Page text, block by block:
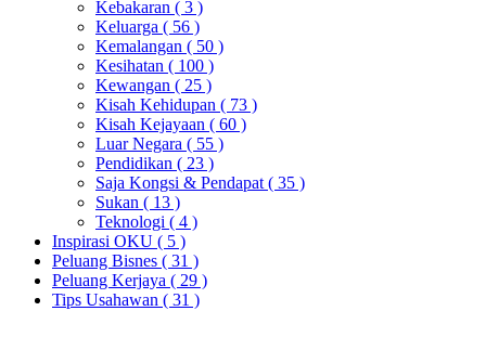
Kebakaran ( 3 )
Keluarga ( 56 )
Kemalangan ( 50 )
Kesihatan ( 100 )
Kewangan ( 25 )
Kisah Kehidupan ( 73 )
Kisah Kejayaan ( 60 )
Luar Negara ( 55 )
Pendidikan ( 23 )
Saja Kongsi & Pendapat ( 35 )
Sukan ( 13 )
Teknologi ( 4 )
Inspirasi OKU ( 5 )
Peluang Bisnes ( 31 )
Peluang Kerjaya ( 29 )
Tips Usahawan ( 31 )